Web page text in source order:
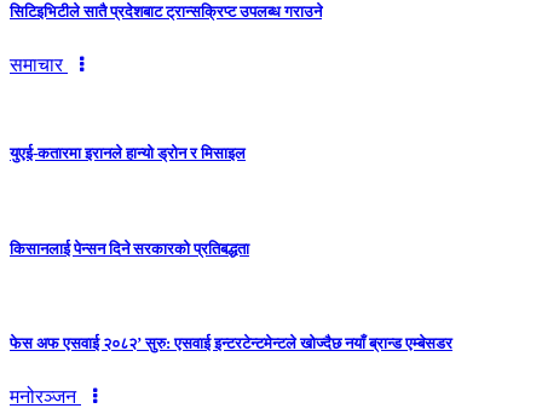
सिटिइभिटीले सातै प्रदेशबाट ट्रान्सक्रिप्ट उपलब्ध गराउने
समाचार
युएई-कतारमा इरानले हान्यो ड्रोन र मिसाइल
किसानलाई पेन्सन दिने सरकारको प्रतिबद्धता
फेस अफ एसवाई २०८२’ सुरु: एसवाई इन्टरटेन्टमेन्टले खोज्दैछ नयाँ ब्रान्ड एम्बेसडर
मनोरञ्जन